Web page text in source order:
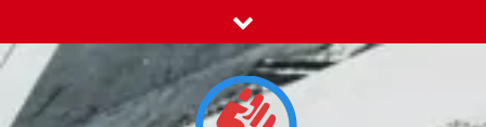
to
content